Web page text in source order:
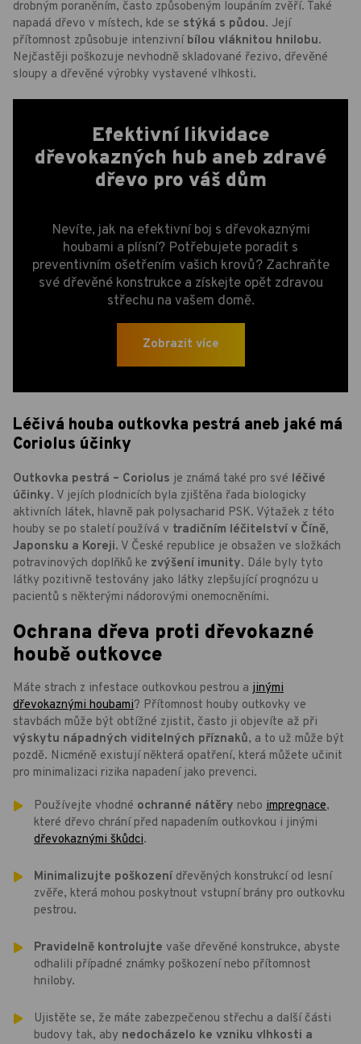
drobným poraněním, často způsobeným loupáním zvěří. Také
napadá dřevo v místech, kde se stýká s půdou. Její
přítomnost způsobuje intenzivní bílou vláknitou hnilobu.
Nejčastěji poškozuje nevhodně skladované řezivo, dřevěné
sloupy a dřevěné výrobky vystavené vlhkosti.
Efektivní likvidace
dřevokazných hub aneb zdravé
dřevo pro váš dům
Nevíte, jak na efektivní boj s dřevokaznými
houbami a plísní? Potřebujete poradit s
preventivním ošetřením vašich krovů? Zachraňte
své dřevěné konstrukce a získejte opět zdravou
střechu na vašem domě.
Zobrazit více
Léčivá houba outkovka pestrá aneb jaké má
Coriolus účinky
Outkovka pestrá – Coriolus je známá také pro své léčivé
účinky. V jejích plodnicích byla zjištěna řada biologicky
aktivních látek, hlavně pak polysacharid PSK. Výtažek z této
houby se po staletí používá v tradičním léčitelství v Číně,
Japonsku a Koreji. V České republice je obsažen ve složkách
potravinových doplňků ke zvýšení imunity. Dále byly tyto
látky pozitivně testovány jako látky zlepšující prognózu u
pacientů s některými nádorovými onemocněními.
Ochrana dřeva proti dřevokazné
houbě outkovce
Máte strach z infestace outkovkou pestrou a jinými
dřevokaznými houbami? Přítomnost houby outkovky ve
stavbách může být obtížné zjistit, často ji objevíte až při
výskytu nápadných viditelných příznaků, a to už může být
pozdě. Nicméně existují některá opatření, která můžete učinit
pro minimalizaci rizika napadení jako prevenci.
Používejte vhodné ochranné nátěry nebo impregnace,
které dřevo chrání před napadením outkovkou i jinými
dřevokaznými škůdci.
Minimalizujte poškození dřevěných konstrukcí od lesní
zvěře, která mohou poskytnout vstupní brány pro outkovku
pestrou.
Pravidelně kontrolujte vaše dřevěné konstrukce, abyste
odhalili případné známky poškození nebo přítomnost
hniloby.
Ujistěte se, že máte zabezpečenou střechu a další části
budovy tak, aby nedocházelo ke vzniku vlhkosti a